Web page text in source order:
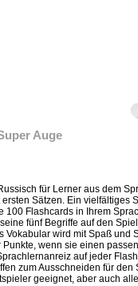
Auge
für Lerner aus dem
Sätzen. Ein vielfältiges
100 Flashcards in Ihrem
fünf Begriffe auf den
Vokabular wird mit Spaß und
wenn sie einen
auf jeder
zum Ausschneiden für
geeignet, aber auch